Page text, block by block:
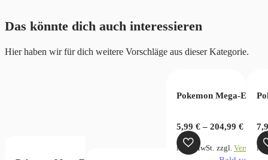
Das könnte dich auch interessieren
Hier haben wir für dich weitere Vorschläge aus dieser Kategorie.
Pokemon Mega-
5,99 €– 204,99 €
inkl. MwSt. zzgl.